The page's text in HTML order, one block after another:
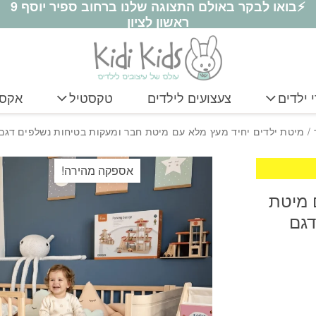
⚡בואו לבקר באולם התצוגה שלנו ברחוב ספיר יוסף 9
ראשון לציון
ילדים צעצועים לילדים טקסטיל
/ מיטת ילדים יחיד מעץ מלא עם מיטת חבר ומעקות בטיחות נשלפים
מיטת
נשלפים דגם דאלאס
אספקה מהירה!